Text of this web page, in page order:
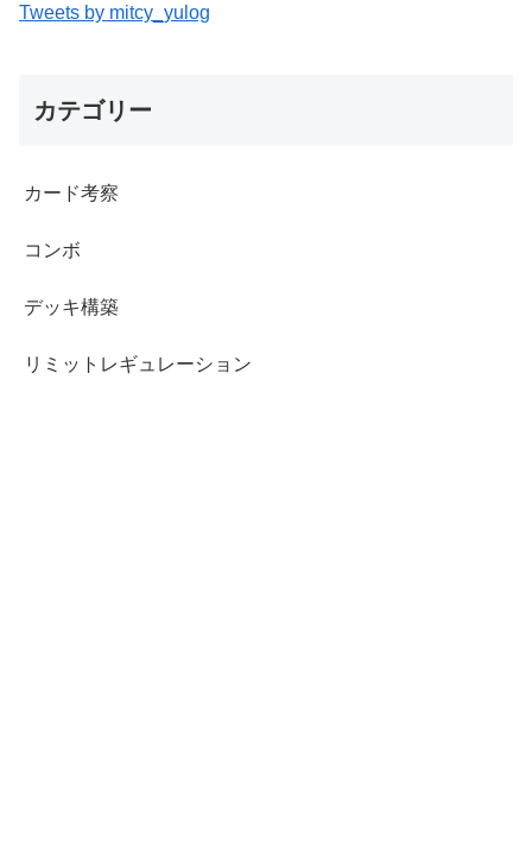
Tweets by mitcy_yulog
カテゴリー
カード考察
コンボ
デッキ構築
リミットレギュレーション